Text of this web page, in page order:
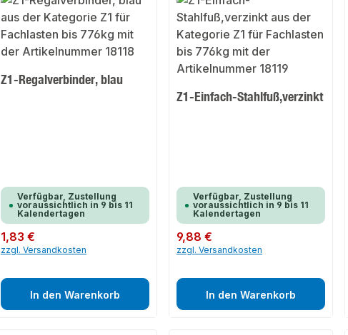
Z1-Regalverbinder, blau
Verfügbar, Zustellung
voraussichtlich in 9 bis 11
Kalendertagen
Regulärer Preis:
1,83 €
zzgl. Versandkosten
In den Warenkorb
Z1-Einfach-Stahlfuß,verzinkt
Verfügbar, Zustellung
voraussichtlich in 9 bis 11
Kalendertagen
Regulärer Preis:
9,88 €
zzgl. Versandkosten
In den Warenkorb